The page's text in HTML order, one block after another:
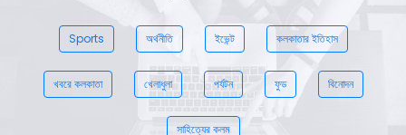
Sports অর্থনীতি ইভেন্ট কলকাতার ইতিহাস
খবরে কলকাতা খেলাধুলা পর্যটন ফুড বিনোদন
সাহিত্যের কলম